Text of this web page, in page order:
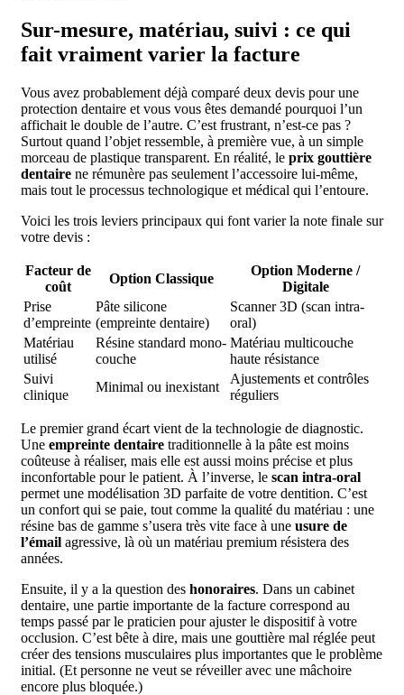
Sur-mesure, matériau, suivi : ce qui
fait vraiment varier la facture
Vous avez probablement déjà comparé deux devis pour une
protection dentaire et vous vous êtes demandé pourquoi l’un
affichait le double de l’autre. C’est frustrant, n’est-ce pas ?
Surtout quand l’objet ressemble, à première vue, à un simple
morceau de plastique transparent. En réalité, le prix gouttière
dentaire ne rémunère pas seulement l’accessoire lui-même,
mais tout le processus technologique et médical qui l’entoure.
Voici les trois leviers principaux qui font varier la note finale sur
votre devis :
Facteur de
coût
Option Classique
Option Moderne /
Digitale
Prise
d’empreinte
Pâte silicone
(empreinte dentaire)
Scanner 3D (scan intra-
oral)
Matériau
utilisé
Résine standard mono-
couche
Matériau multicouche
haute résistance
Suivi
clinique
Minimal ou inexistant
Ajustements et contrôles
réguliers
Le premier grand écart vient de la technologie de diagnostic.
Une empreinte dentaire traditionnelle à la pâte est moins
coûteuse à réaliser, mais elle est aussi moins précise et plus
inconfortable pour le patient. À l’inverse, le scan intra-oral
permet une modélisation 3D parfaite de votre dentition. C’est
un confort qui se paie, tout comme la qualité du matériau : une
résine bas de gamme s’usera très vite face à une usure de
l’émail agressive, là où un matériau premium résistera des
années.
Ensuite, il y a la question des honoraires. Dans un cabinet
dentaire, une partie importante de la facture correspond au
temps passé par le praticien pour ajuster le dispositif à votre
occlusion. C’est bête à dire, mais une gouttière mal réglée peut
créer des tensions musculaires plus importantes que le problème
initial. (Et personne ne veut se réveiller avec une mâchoire
encore plus bloquée.)